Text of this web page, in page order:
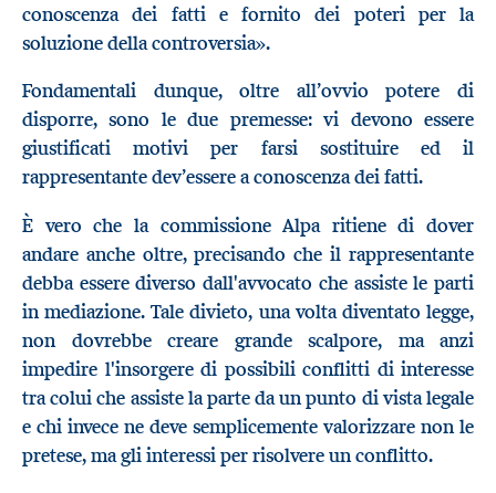
conoscenza dei fatti e fornito dei poteri per la
soluzione della controversia».
Fondamentali dunque, oltre all’ovvio potere di
disporre, sono le due premesse: vi devono essere
giustificati motivi per farsi sostituire ed il
rappresentante dev’essere a conoscenza dei fatti.
È vero che la commissione Alpa ritiene di dover
andare anche oltre, precisando che il rappresentante
debba essere diverso dall'avvocato che assiste le parti
in mediazione. Tale divieto, una volta diventato legge,
non dovrebbe creare grande scalpore, ma anzi
impedire l'insorgere di possibili conflitti di interesse
tra colui che assiste la parte da un punto di vista legale
e chi invece ne deve semplicemente valorizzare non le
pretese, ma gli interessi per risolvere un conflitto.